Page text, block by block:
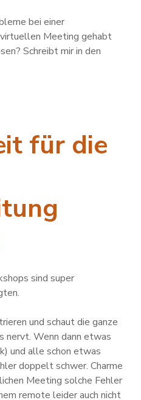
bei einer
Meeting gehabt
Schreibt mir in den
für die
sind super
und schaut die ganze
nervt. Wenn dann etwas
und alle schon etwas
doppelt schwer. Charme
Meeting solche Fehler
remote leider auch nicht